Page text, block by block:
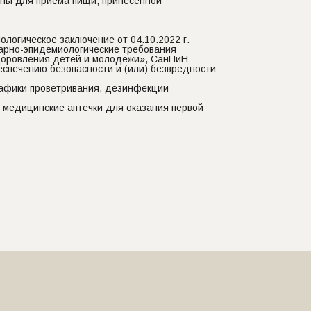
заключение от 04.10.2022 г.
эпидемиологические требования
детей и молодежи», СанПиН
безопасности и (или) безвредности
проветривания, дезинфекции
аптечки для оказания первой